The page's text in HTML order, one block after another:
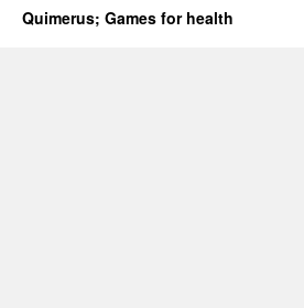
Quimerus; Games for health